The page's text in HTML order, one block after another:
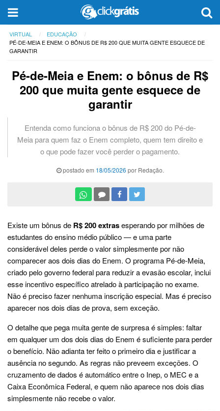
VIRTUAL
EDUCAÇÃO
PÉ-DE-MEIA E ENEM: O BÔNUS DE R$ 200 QUE MUITA GENTE ESQUECE DE
GARANTIR
Pé-de-Meia e Enem: o bônus de R$
200 que muita gente esquece de
garantir
Entenda como funciona o bônus de R$ 200 do Pé-de-
Meia para quem faz o Enem completo, quem tem direito e
o que pode fazer você perder o pagamento.
postado em 18/05/2026 por Redação.
Existe um bônus de R$ 200 extrasesperando por milhões de
estudantes do ensino médio público — e uma parte
considerável deles perde o valor simplesmente por não
comparecer aos dois dias do Enem. O programa Pé-de-Meia,
criado pelo governo federal para reduzir a evasão escolar, inclui
esse incentivo específico atrelado à participação no exame.
Não é preciso fazer nenhuma inscrição especial. Mas é preciso
aparecer nos dois dias de prova, sem exceção.
O detalhe que pega muita gente de surpresa é simples: faltar
em qualquer um dos dois dias do Enem é suficiente para perder
o benefício. Não adianta ter feito o primeiro dia e justificar a
ausência no segundo. As regras não preveem exceções. O
cruzamento de dados é automático entre o Inep, o MEC e a
Caixa Econômica Federal, e quem não aparece nos dois dias
simplesmente não recebe o valor.